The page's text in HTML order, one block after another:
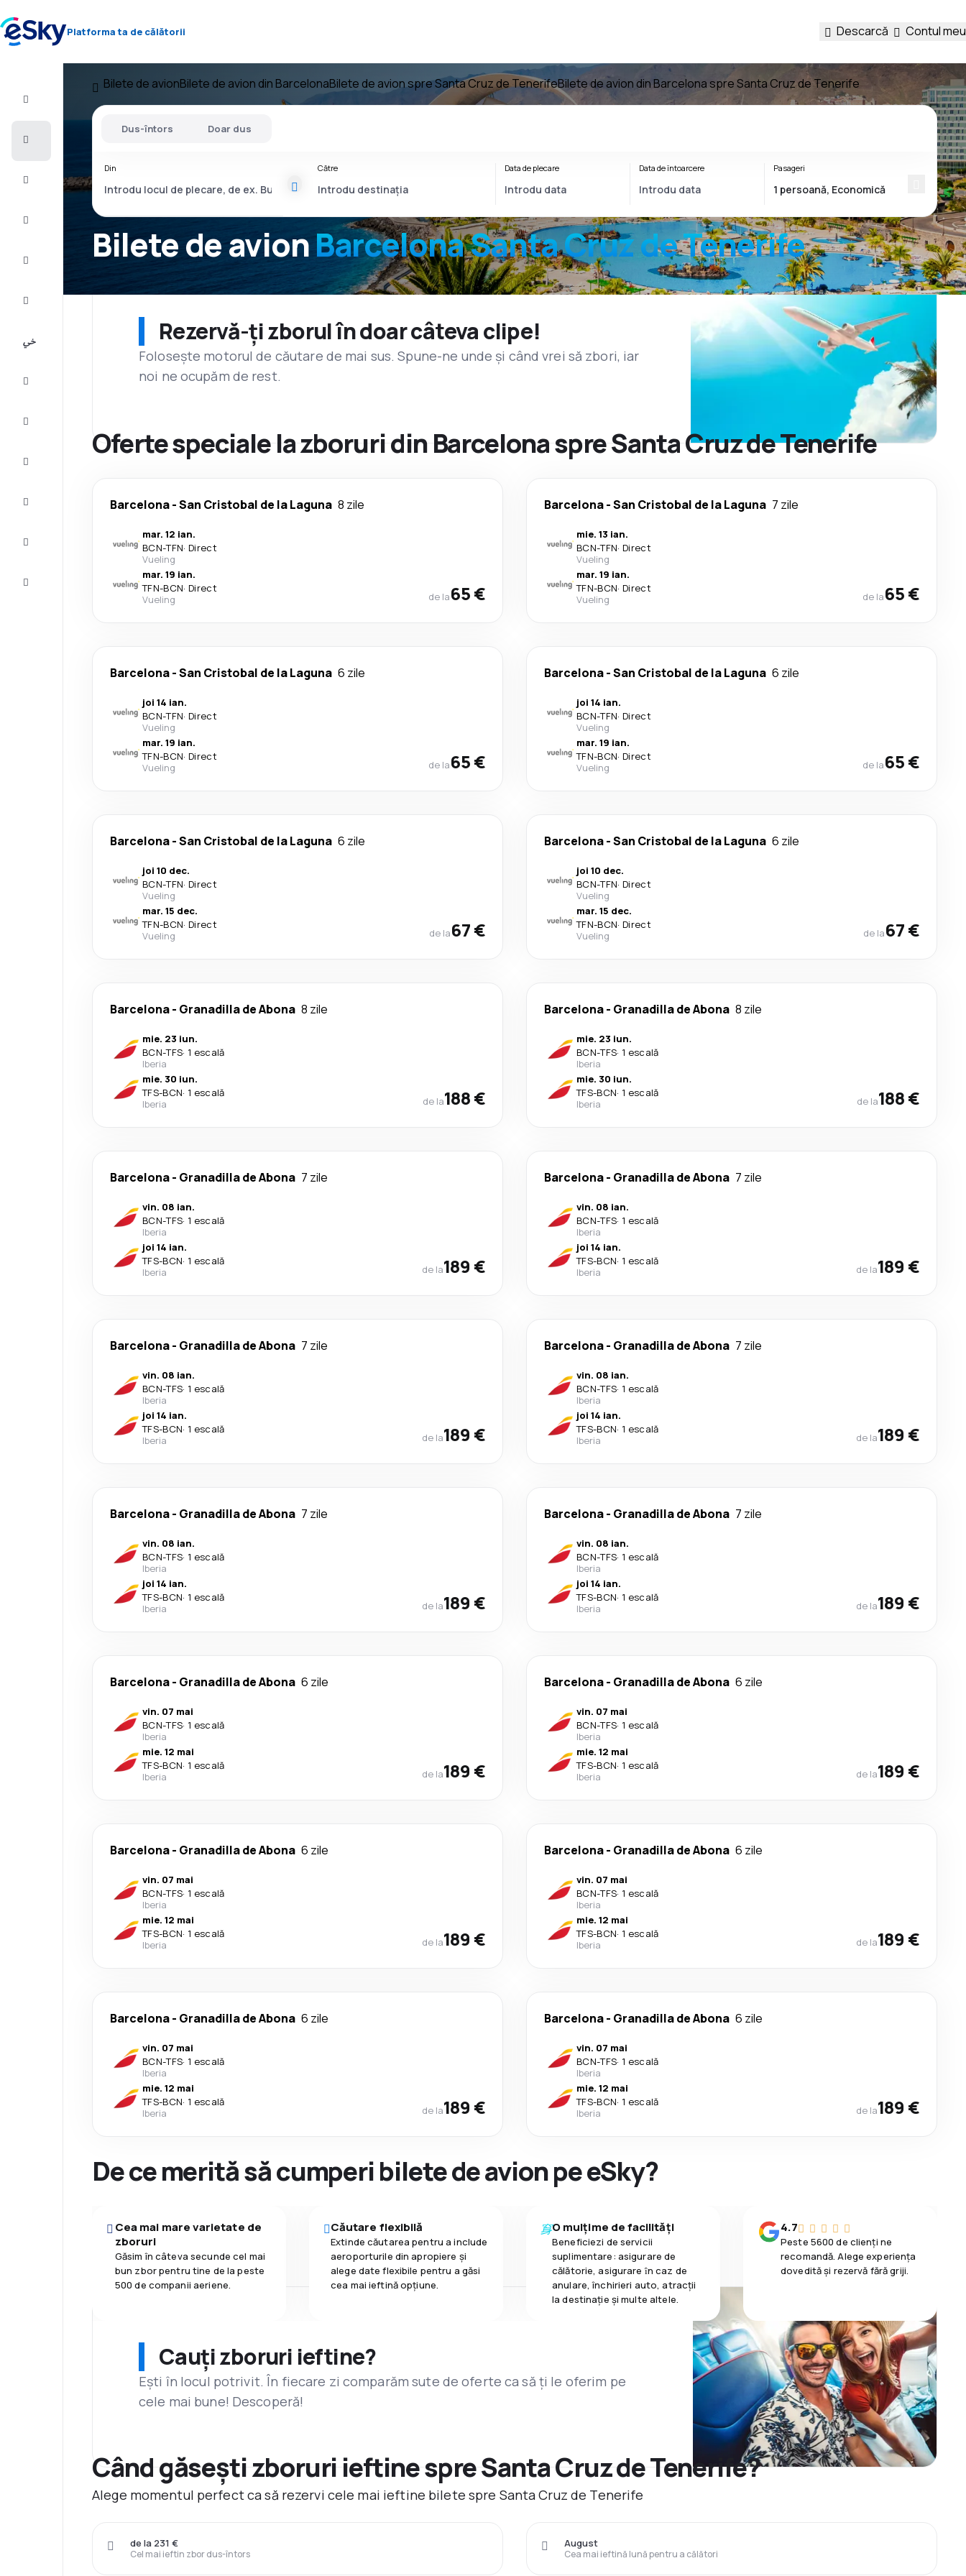
Platforma ta de călătorii Descarcă Contul meu
Vacanţe
Bilete de avionBilete de avion din BarcelonaBilete de avion spre Santa Cruz de TenerifeBilete de avion din Barcelona spre Santa Cruz de Tenerife
Bilete de avionBarcelona Santa Cruz de Tenerife
Dus-întors Doar dus
Din Către Data de plecare Data de întoarcere Pasageri
Rezervă-ți zborul în doar câteva clipe!
Folosește motorul de căutare de mai sus. Spune-ne unde și când vrei să zbori, iar
noi ne ocupăm de rest.
Oferte speciale la zboruri din Barcelona spre Santa Cruz de Tenerife
Barcelona-San Cristobal de la Laguna 8 zile
mar. 12 ian.
BCN-TFN· Direct
Vueling
mar. 19 ian.
TFN-BCN· Direct
Vueling
de la65 €
Barcelona-San Cristobal de la Laguna 7 zile
mie. 13 ian.
BCN-TFN· Direct
Vueling
mar. 19 ian.
TFN-BCN· Direct
Vueling
de la65 €
Barcelona-San Cristobal de la Laguna 6 zile
joi 14 ian.
BCN-TFN· Direct
Vueling
mar. 19 ian.
TFN-BCN· Direct
Vueling
de la65 €
Barcelona-San Cristobal de la Laguna 6 zile
joi 14 ian.
BCN-TFN· Direct
Vueling
mar. 19 ian.
TFN-BCN· Direct
Vueling
de la65 €
Barcelona-San Cristobal de la Laguna 6 zile
joi 10 dec.
BCN-TFN· Direct
Vueling
mar. 15 dec.
TFN-BCN· Direct
Vueling
de la67 €
Barcelona-San Cristobal de la Laguna 6 zile
joi 10 dec.
BCN-TFN· Direct
Vueling
mar. 15 dec.
TFN-BCN· Direct
Vueling
de la67 €
Barcelona- Granadilla de Abona 8 zile
mie. 23 iun.
BCN-TFS· 1 escală
Iberia
mie. 30 iun.
TFS-BCN· 1 escală
Iberia
de la188 €
Barcelona- Granadilla de Abona 8 zile
mie. 23 iun.
BCN-TFS· 1 escală
Iberia
mie. 30 iun.
TFS-BCN· 1 escală
Iberia
de la188 €
Barcelona- Granadilla de Abona 7 zile
vin. 08 ian.
BCN-TFS· 1 escală
Iberia
joi 14 ian.
TFS-BCN· 1 escală
Iberia
de la189 €
Barcelona- Granadilla de Abona 7 zile
vin. 08 ian.
BCN-TFS· 1 escală
Iberia
joi 14 ian.
TFS-BCN· 1 escală
Iberia
de la189 €
Barcelona- Granadilla de Abona 7 zile
vin. 08 ian.
BCN-TFS· 1 escală
Iberia
joi 14 ian.
TFS-BCN· 1 escală
Iberia
de la189 €
Barcelona- Granadilla de Abona 7 zile
vin. 08 ian.
BCN-TFS· 1 escală
Iberia
joi 14 ian.
TFS-BCN· 1 escală
Iberia
de la189 €
Barcelona- Granadilla de Abona 7 zile
vin. 08 ian.
BCN-TFS· 1 escală
Iberia
joi 14 ian.
TFS-BCN· 1 escală
Iberia
de la189 €
Barcelona- Granadilla de Abona 7 zile
vin. 08 ian.
BCN-TFS· 1 escală
Iberia
joi 14 ian.
TFS-BCN· 1 escală
Iberia
de la189 €
Barcelona- Granadilla de Abona 6 zile
vin. 07 mai
BCN-TFS· 1 escală
Iberia
mie. 12 mai
TFS-BCN· 1 escală
Iberia
de la189 €
Barcelona- Granadilla de Abona 6 zile
vin. 07 mai
BCN-TFS· 1 escală
Iberia
mie. 12 mai
TFS-BCN· 1 escală
Iberia
de la189 €
Barcelona- Granadilla de Abona 6 zile
vin. 07 mai
BCN-TFS· 1 escală
Iberia
mie. 12 mai
TFS-BCN· 1 escală
Iberia
de la189 €
Barcelona- Granadilla de Abona 6 zile
vin. 07 mai
BCN-TFS· 1 escală
Iberia
mie. 12 mai
TFS-BCN· 1 escală
Iberia
de la189 €
Barcelona- Granadilla de Abona 6 zile
vin. 07 mai
BCN-TFS· 1 escală
Iberia
mie. 12 mai
TFS-BCN· 1 escală
Iberia
de la189 €
Barcelona- Granadilla de Abona 6 zile
vin. 07 mai
BCN-TFS· 1 escală
Iberia
mie. 12 mai
TFS-BCN· 1 escală
Iberia
de la189 €
De ce merită să cumperi bilete de avion pe eSky?
Cea mai mare varietate de
zboruri
Găsim în câteva secunde cel mai
bun zbor pentru tine de la peste
500 de companii aeriene.
Căutare flexibilă
Extinde căutarea pentru a include
aeroporturile din apropiere și
alege date flexibile pentru a găsi
cea mai ieftină opțiune.
O mulțime de facilități
Beneficiezi de servicii
suplimentare: asigurare de
călătorie, asigurare ȋn caz de
anulare, închirieri auto, atracții
la destinaţie și multe altele.
4.7
Peste 5600 de clienți ne
recomandă. Alege experiența
dovedită și rezervă fără griji.
Cauți zboruri ieftine?
Ești în locul potrivit. În fiecare zi comparăm sute de oferte ca să ți le oferim pe
cele mai bune! Descoperă!
Când găsești zboruri ieftine spre Santa Cruz de Tenerife?
Alege momentul perfect ca să rezervi cele mai ieftine bilete spre Santa Cruz de Tenerife
Cel mai ieftin zbor dus-întors
de la 231 €
Cea mai ieftină lună pentru a călători
August